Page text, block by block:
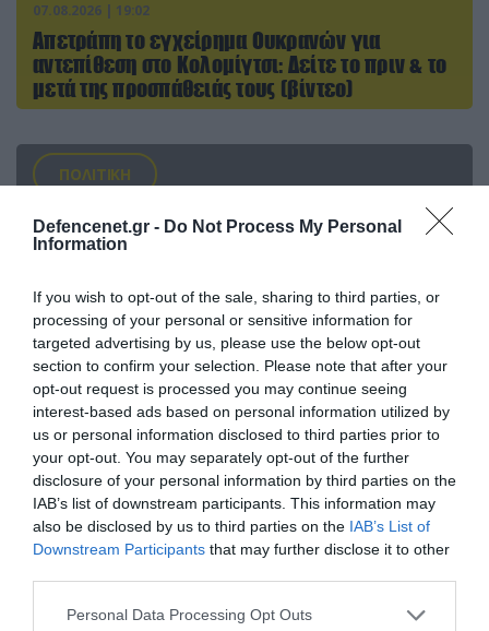
Defencenet.gr - Do Not Process My Personal
Information
If you wish to opt-out of the sale, sharing to third parties, or
processing of your personal or sensitive information for
targeted advertising by us, please use the below opt-out
section to confirm your selection. Please note that after your
opt-out request is processed you may continue seeing
interest-based ads based on personal information utilized by
us or personal information disclosed to third parties prior to
your opt-out. You may separately opt-out of the further
disclosure of your personal information by third parties on the
IAB’s list of downstream participants. This information may
also be disclosed by us to third parties on the IAB’s List of
Downstream Participants that may further disclose it to other
Please note that this website/app uses one or more Google
Personal Data Processing Opt Outs
07.08.2026 | 19:02
Απετράπη το εγχείρημα Ουκρανών για
αντεπίθεση στο Κολομίγτσι: Δείτε το πριν & το
μετά της προσπάθειάς τους (βίντεο)
ΠΟΛΙΤΙΚΗ
08.08.2026 | 09:02
«Η απόλυτη τραγωδία»: Η «αιχμηρή» ανάρτηση
του Αρκά για τα τατουάζ (φωτο)